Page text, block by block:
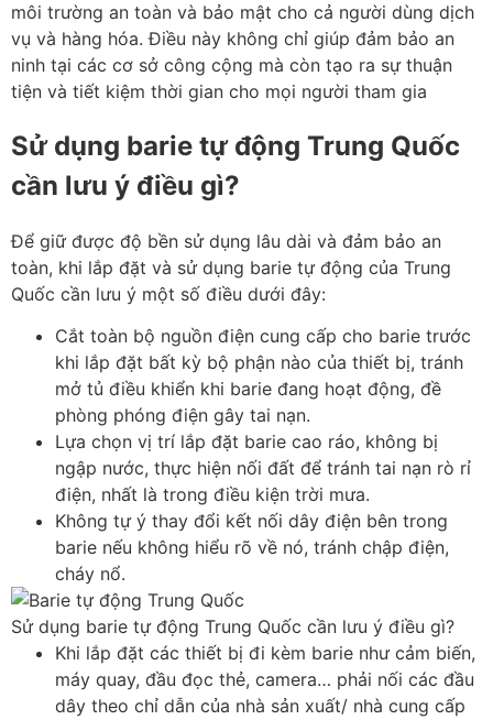
môi trường an toàn và bảo mật cho cả người dùng dịch
vụ và hàng hóa. Điều này không chỉ giúp đảm bảo an
ninh tại các cơ sở công cộng mà còn tạo ra sự thuận
tiện và tiết kiệm thời gian cho mọi người tham gia
Sử dụng barie tự động Trung Quốc
cần lưu ý điều gì?
Để giữ được độ bền sử dụng lâu dài và đảm bảo an
toàn, khi lắp đặt và sử dụng barie tự động của Trung
Quốc cần lưu ý một số điều dưới đây:
Cắt toàn bộ nguồn điện cung cấp cho barie trước
khi lắp đặt bất kỳ bộ phận nào của thiết bị, tránh
mở tủ điều khiển khi barie đang hoạt động, đề
phòng phóng điện gây tai nạn.
Lựa chọn vị trí lắp đặt barie cao ráo, không bị
ngập nước, thực hiện nối đất để tránh tai nạn rò rỉ
điện, nhất là trong điều kiện trời mưa.
Không tự ý thay đổi kết nối dây điện bên trong
barie nếu không hiểu rõ về nó, tránh chập điện,
cháy nổ.
Sử dụng barie tự động Trung Quốc cần lưu ý điều gì?
Khi lắp đặt các thiết bị đi kèm barie như cảm biến,
máy quay, đầu đọc thẻ, camera… phải nối các đầu
dây theo chỉ dẫn của nhà sản xuất/ nhà cung cấp